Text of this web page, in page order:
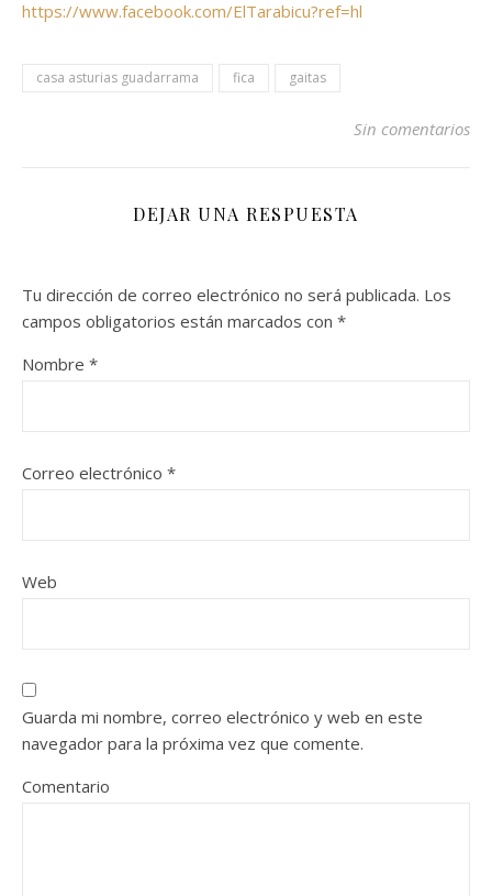
https://www.facebook.com/ElTarabicu?ref=hl
casa asturias guadarrama fica gaitas
Sin comentarios
DEJAR UNA RESPUESTA
Tu dirección de correo electrónico no será publicada. Los
campos obligatorios están marcados con *
Nombre *
Correo electrónico *
Web
Guarda mi nombre, correo electrónico y web en este
navegador para la próxima vez que comente.
Comentario